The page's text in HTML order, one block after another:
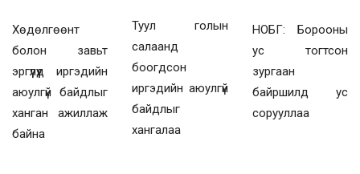
Хөдөлгөөнт
болон завьт
эргүүлүүд иргэдийн
аюулгүй байдлыг
ханган ажиллаж
байна
Туул голын
салаанд
боогдсон
иргэдийн аюулгүй
байдлыг
хангалаа
НОБГ: Борооны
ус тогтсон
зургаан
байршилд ус
сорууллаа